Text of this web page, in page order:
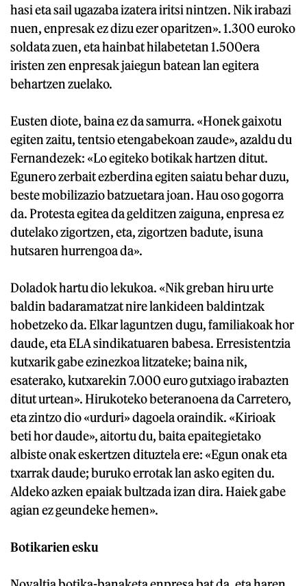
hasi eta sail ugazaba izatera iritsi nintzen. Nik irabazi
nuen, enpresak ez dizu ezer oparitzen». 1.300 euroko
soldata zuen, eta hainbat hilabetetan 1.500era
iristen zen enpresak jaiegun batean lan egitera
behartzen zuelako.
Eusten diote, baina ez da samurra. «Honek gaixotu
egiten zaitu, tentsio etengabekoan zaude», azaldu du
Fernandezek: «Lo egiteko botikak hartzen ditut.
Egunero zerbait ezberdina egiten saiatu behar duzu,
beste mobilizazio batzuetara joan. Hau oso gogorra
da. Protesta egitea da gelditzen zaiguna, enpresa ez
dutelako zigortzen, eta, zigortzen badute, isuna
hutsaren hurrengoa da».
Doladok hartu dio lekukoa. «Nik greban hiru urte
baldin badaramatzat nire lankideen baldintzak
hobetzeko da. Elkar laguntzen dugu, familiakoak hor
daude, eta ELA sindikatuaren babesa. Erresistentzia
kutxarik gabe ezinezkoa litzateke; baina nik,
esaterako, kutxarekin 7.000 euro gutxiago irabazten
ditut urtean». Hirukoteko beteranoena da Carretero,
eta zintzo dio «urduri» dagoela oraindik. «Kirioak
beti hor daude», aitortu du, baita epaitegietako
albiste onak eskertzen dituztela ere: «Egun onak eta
txarrak daude; buruko errotak lan asko egiten du.
Aldeko azken epaiak bultzada izan dira. Haiek gabe
agian ez geundeke hemen».
Botikarien esku